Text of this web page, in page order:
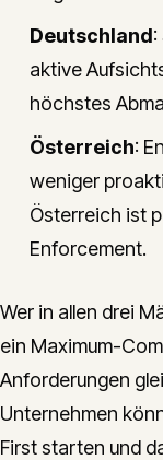
Deutschland
aktive
höchstes
Österreich:
weniger
Österreich ist
Enforcement.
Wer in allen drei
ein Maximum-
Anforderungen
Unternehmen
First starten und